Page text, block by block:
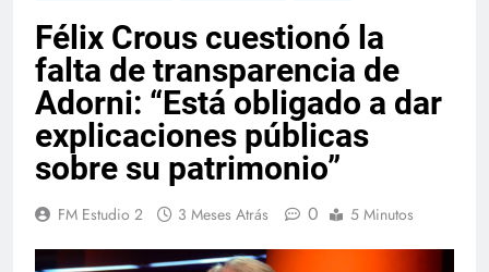
Félix Crous cuestionó la
falta de transparencia de
Adorni: “Está obligado a dar
explicaciones públicas
sobre su patrimonio”
FM Estudio 2 3 Meses Atrás 0 5 Minutos